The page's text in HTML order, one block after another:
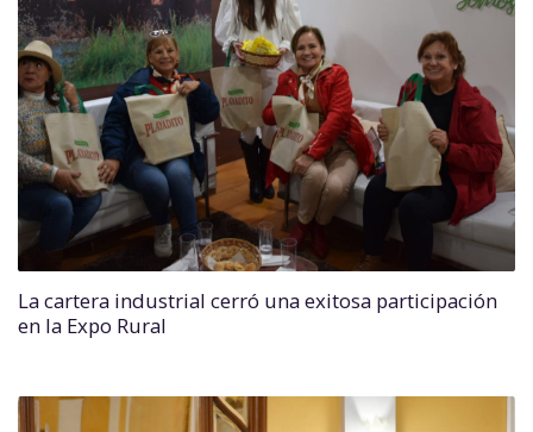
La cartera industrial cerró una exitosa participación
en la Expo Rural